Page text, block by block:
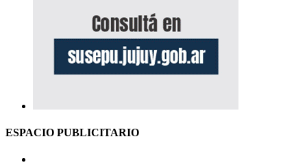
ESPACIO PUBLICITARIO